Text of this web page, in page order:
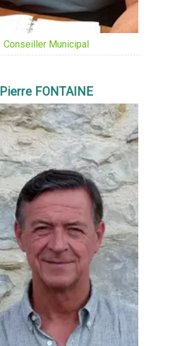
Conseiller Municipal
Pierre FONTAINE